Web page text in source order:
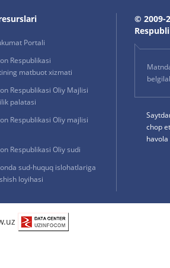
Portali
Respublikasi
matbuot xizmati
Respublikasi Oliy Majlisi
palatasi
Respublikasi Oliy majlisi
Respublikasi Oliy sudi
sud-huquq islohatlariga
loyihasi
© 2009-
chop